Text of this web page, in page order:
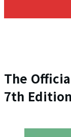
The
7th Edition